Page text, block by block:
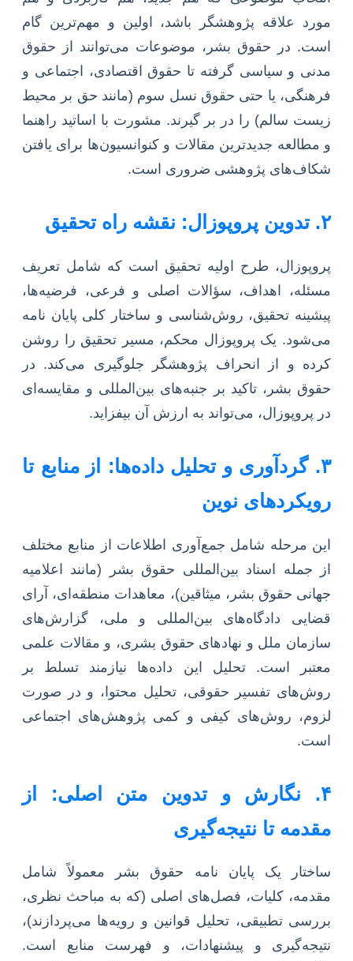
مورد علاقه پژوهشگر باشد، اولین و مهم‌ترین گام
است. در حقوق بشر، موضوعات می‌توانند از حقوق
مدنی و سیاسی گرفته تا حقوق اقتصادی، اجتماعی و
فرهنگی، یا حتی حقوق نسل سوم (مانند حق بر محیط
زیست سالم) را در بر گیرند. مشورت با اساتید راهنما
و مطالعه جدیدترین مقالات و کنوانسیون‌ها برای یافتن
شکاف‌های پژوهشی ضروری است.
۲. تدوین پروپوزال: نقشه راه تحقیق
پروپوزال، طرح اولیه تحقیق است که شامل تعریف
مسئله، اهداف، سؤالات اصلی و فرعی، فرضیه‌ها،
پیشینه تحقیق، روش‌شناسی و ساختار کلی پایان نامه
می‌شود. یک پروپوزال محکم، مسیر تحقیق را روشن
کرده و از انحراف پژوهشگر جلوگیری می‌کند. در
حقوق بشر، تاکید بر جنبه‌های بین‌المللی و مقایسه‌ای
در پروپوزال، می‌تواند به ارزش آن بیفزاید.
۳. گردآوری و تحلیل داده‌ها: از منابع تا
رویکردهای نوین
این مرحله شامل جمع‌آوری اطلاعات از منابع مختلف
از جمله اسناد بین‌المللی حقوق بشر (مانند اعلامیه
جهانی حقوق بشر، میثاقین)، معاهدات منطقه‌ای، آرای
قضایی دادگاه‌های بین‌المللی و ملی، گزارش‌های
سازمان ملل و نهادهای حقوق بشری، و مقالات علمی
معتبر است. تحلیل این داده‌ها نیازمند تسلط بر
روش‌های تفسیر حقوقی، تحلیل محتوا، و در صورت
لزوم، روش‌های کیفی و کمی پژوهش‌های اجتماعی
است.
۴. نگارش و تدوین متن اصلی: از
مقدمه تا نتیجه‌گیری
ساختار یک پایان نامه حقوق بشر معمولاً شامل
مقدمه، کلیات، فصل‌های اصلی (که به مباحث نظری،
بررسی تطبیقی، تحلیل قوانین و رویه‌ها می‌پردازند)،
نتیجه‌گیری و پیشنهادات، و فهرست منابع است.